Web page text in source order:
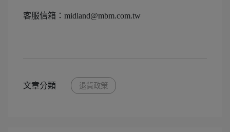
客服信箱：midland@mbm.com.tw
文章分類 退貨政策